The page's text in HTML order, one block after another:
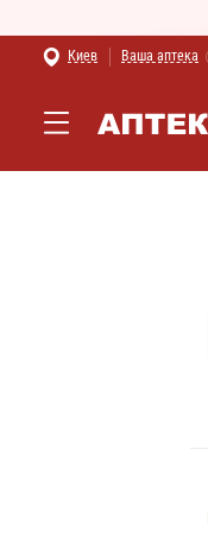
Киев Ваша аптека